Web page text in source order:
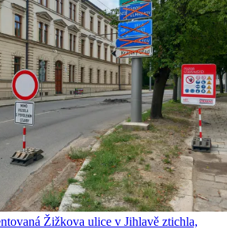
Žižkova ulice v Jihlavě ztichla,